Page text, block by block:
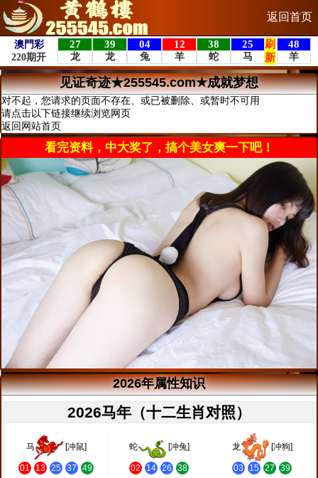
返回首页
见证奇迹★255545.com★成就梦想
对不起，您请求的页面不存在、或已被删除、或暂时不可用
请点击以下链接继续浏览网页
返回网站首页
看完资料，中大奖了，搞个美女爽一下吧！
2026年属性知识
2026马年（十二生肖对照）
马 [冲鼠]
01 13 25 37 49
蛇 [冲兔]
02 14 26 38
龙 [冲狗]
03 15 27 39